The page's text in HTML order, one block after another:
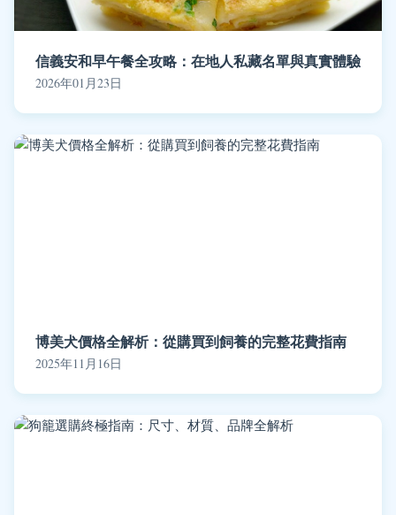
信義安和早午餐全攻略：在地人私藏名單與真實體驗
2026年01月23日
博美犬價格全解析：從購買到飼養的完整花費指南
2025年11月16日